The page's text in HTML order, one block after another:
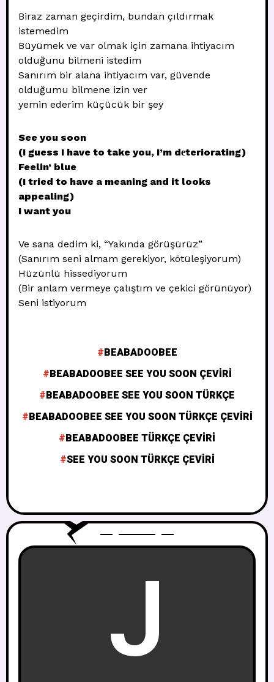
Biraz zaman geçirdim, bundan çıldırmak
istemedim
Büyümek ve var olmak için zamana ihtiyacım
olduğunu bilmeni istedim
Sanırım bir alana ihtiyacım var, güvende
olduğumu bilmene izin ver
yemin ederim küçücük bir şey
See you soon
(I guess I have to take you, I’m dеteriorating)
Feelin’ blue
(I tried to have a meaning and it looks
appealing)
I want you
Ve sana dedim ki, “Yakında görüşürüz”
(Sanırım seni almam gerekiyor, kötüleşiyorum)
Hüzünlü hissediyorum
(Bir anlam vermeye çalıştım ve çekici görünüyor)
Seni istiyorum
BEABADOOBEE
BEABADOOBEE SEE YOU SOON ÇEVIRI
BEABADOOBEE SEE YOU SOON TÜRKÇE
BEABADOOBEE SEE YOU SOON TÜRKÇE ÇEVIRI
BEABADOOBEE TÜRKÇE ÇEVIRI
SEE YOU SOON TÜRKÇE ÇEVIRI
J